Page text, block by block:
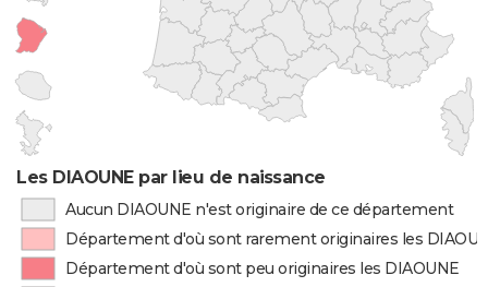
Les DIAOUNE par lieu de naissance
Aucun DIAOUNE n'est originaire de ce département
Département d'où sont rarement originaires les
Département d'où sont peu originaires les DIAOUNE